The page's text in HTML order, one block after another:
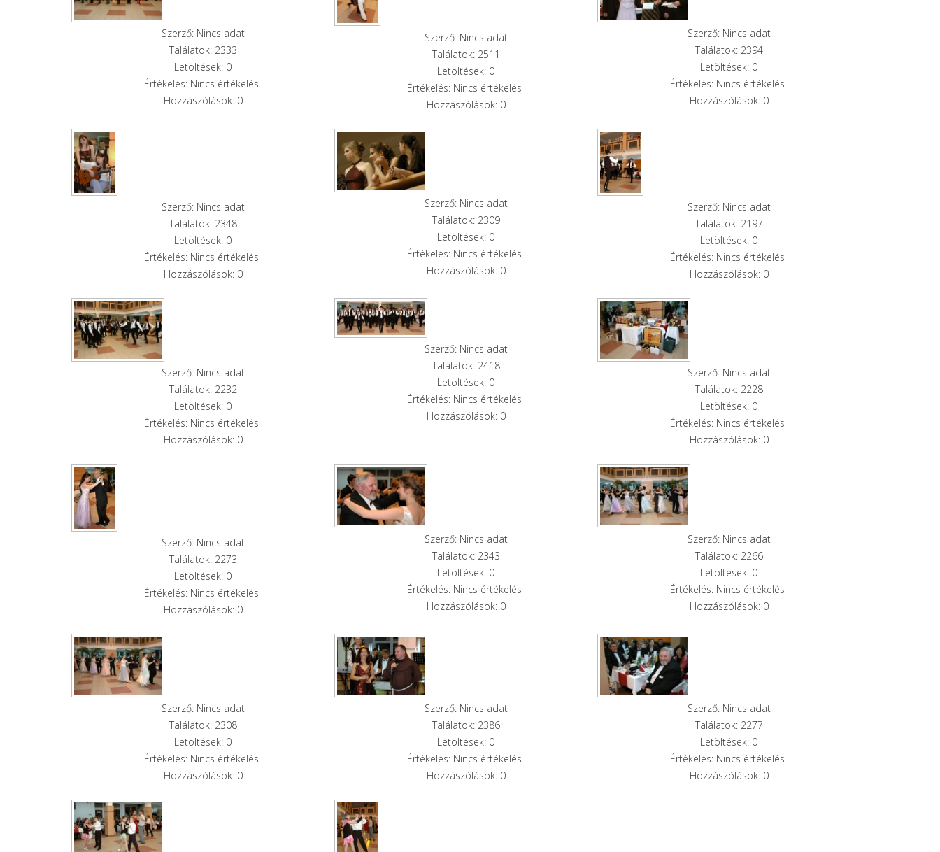
Szerző: Nincs adat
Találatok: 2333
Letöltések: 0
Értékelés: Nincs értékelés
Hozzászólások: 0
Szerző: Nincs adat
Találatok: 2511
Letöltések: 0
Értékelés: Nincs értékelés
Hozzászólások: 0
Szerző: Nincs adat
Találatok: 2394
Letöltések: 0
Értékelés: Nincs értékelés
Hozzászólások: 0
Szerző: Nincs adat
Találatok: 2348
Letöltések: 0
Értékelés: Nincs értékelés
Hozzászólások: 0
Szerző: Nincs adat
Találatok: 2309
Letöltések: 0
Értékelés: Nincs értékelés
Hozzászólások: 0
Szerző: Nincs adat
Találatok: 2197
Letöltések: 0
Értékelés: Nincs értékelés
Hozzászólások: 0
Szerző: Nincs adat
Találatok: 2232
Letöltések: 0
Értékelés: Nincs értékelés
Hozzászólások: 0
Szerző: Nincs adat
Találatok: 2418
Letöltések: 0
Értékelés: Nincs értékelés
Hozzászólások: 0
Szerző: Nincs adat
Találatok: 2228
Letöltések: 0
Értékelés: Nincs értékelés
Hozzászólások: 0
Szerző: Nincs adat
Találatok: 2273
Letöltések: 0
Értékelés: Nincs értékelés
Hozzászólások: 0
Szerző: Nincs adat
Találatok: 2343
Letöltések: 0
Értékelés: Nincs értékelés
Hozzászólások: 0
Szerző: Nincs adat
Találatok: 2266
Letöltések: 0
Értékelés: Nincs értékelés
Hozzászólások: 0
Szerző: Nincs adat
Találatok: 2308
Letöltések: 0
Értékelés: Nincs értékelés
Hozzászólások: 0
Szerző: Nincs adat
Találatok: 2386
Letöltések: 0
Értékelés: Nincs értékelés
Hozzászólások: 0
Szerző: Nincs adat
Találatok: 2277
Letöltések: 0
Értékelés: Nincs értékelés
Hozzászólások: 0